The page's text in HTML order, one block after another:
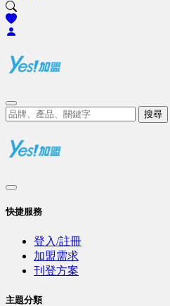
搜尋
快捷服務
登入/註冊
加盟需求
刊登方案
主題分類